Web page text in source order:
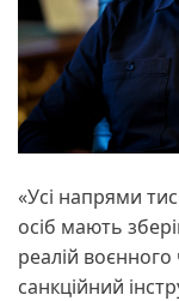
«Усі напрями
осіб мають
реалій
санкційний